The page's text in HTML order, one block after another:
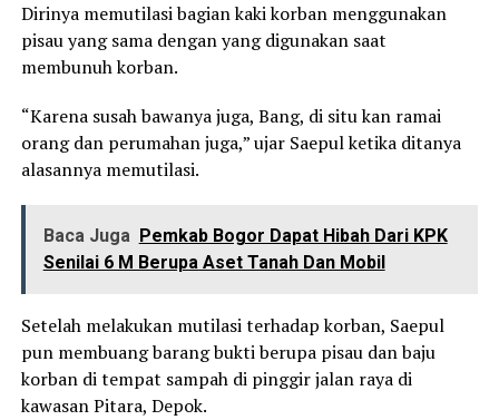
Dirinya memutilasi bagian kaki korban menggunakan
pisau yang sama dengan yang digunakan saat
membunuh korban.
“Karena susah bawanya juga, Bang, di situ kan ramai
orang dan perumahan juga,” ujar Saepul ketika ditanya
alasannya memutilasi.
Baca Juga Pemkab Bogor Dapat Hibah Dari KPK
Senilai 6 M Berupa Aset Tanah Dan Mobil
Setelah melakukan mutilasi terhadap korban, Saepul
pun membuang barang bukti berupa pisau dan baju
korban di tempat sampah di pinggir jalan raya di
kawasan Pitara, Depok.